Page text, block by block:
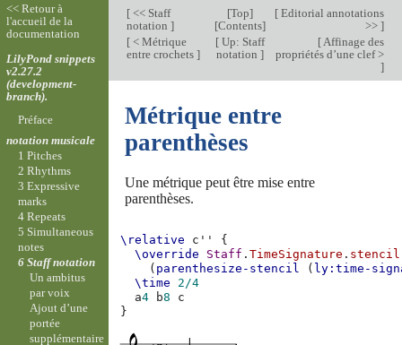
[<< Staff
notation ]
[Top]
[Contents]
[Editorial annotations
>> ]
[< Métrique
entre crochets ]
[Up: Staff
notation ]
[Affinage des
propriétés d’une clef >
]
Métrique entre
parenthèses
Une métrique peut être mise entre
parenthèses.
\relative c''
{
\override
Staff .TimeSignature . stencil
( parenthesize-stencil ( ly:time-
\time
2/4
a4 b8
c
}
<< Retour à
l'accueil de la
documentation
LilyPond snippets
v2.27.2
(development-
branch).
Préface
notation musicale
1 Pitches
2 Rhythms
3 Expressive
marks
4 Repeats
5 Simultaneous
notes
6 Staff notation
Un ambitus
par voix
Ajout d’une
portée
supplémentaire